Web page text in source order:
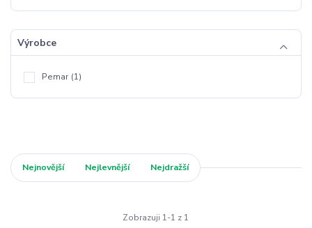
Výrobce
Pemar (1)
Nejnovější Nejlevnější Nejdražší
Zobrazuji 1-1 z 1